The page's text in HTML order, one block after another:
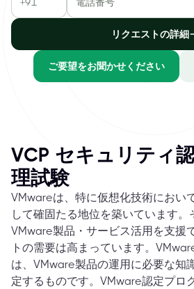
リクエストの詳細
ご要望をお聞かせください
VCP セキュリティ
理試験
VMwareは、特に仮想化技術におい
して確固たる地位を築いています。
VMware製品・サービス活用を支援
トの需要は高まっています。
は、VMware製品の運用に必要な知
定するものです。VMware認定プロ